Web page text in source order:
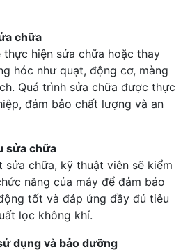
chữa
thực hiện sửa chữa hoặc thay
hóc như quạt, động cơ, màng
Quá trình sửa chữa được thực
đảm bảo chất lượng và an
sửa chữa
sửa chữa, kỹ thuật viên sẽ kiểm
năng của máy để đảm bảo
tốt và đáp ứng đầy đủ tiêu
lọc không khí.
dụng và bảo dưỡng